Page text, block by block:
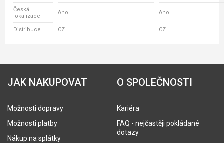
Česká
lokalizace
Ano Ano
Distribuce CZ CZ
JAK NAKUPOVAT
Možnosti dopravy
Možnosti platby
Nákup na splátky
O SPOLEČNOSTI
Kariéra
FAQ - nejčastěji pokládané
dotazy